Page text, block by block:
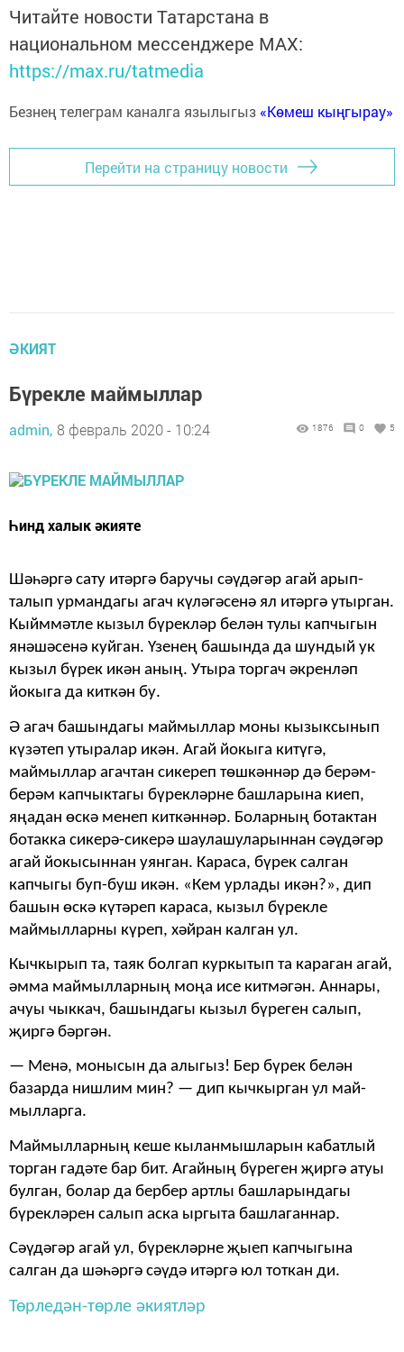
Читайте новости Татарстана в
национальном мессенджере MАХ:
https://max.ru/tatmedia
Безнең телеграм каналга язылыгыз «Көмеш кыңгырау»
Перейти на страницу новости
ӘКИЯТ
Бүрекле маймыллар
admin, 8 февраль 2020 - 10:24 1876 0 5
Һинд халык әкияте
Шәһәргә сату итәргә баручы сәүдәгәр агай арып-
талып урмандагы агач күләгәсенә ял итәргә утырган.
Кыйммәтле кызыл бүрекләр белән тулы капчыгын
янәшәсенә куйган. Үзенең башында да шундый ук
кызыл бүрек икән аның. Утыра торгач әкренләп
йокыга да киткән бу.
Ә агач башындагы маймыллар моны кызыксынып
күзәтеп утыралар икән. Агай йокыга китүгә,
маймыллар агачтан сикереп төшкәннәр дә берәм-
берәм капчыктагы бүрекләрне башларына киеп,
яңадан өскә менеп киткәннәр. Боларның ботактан
ботакка сикерә-сикерә шаулашуларыннан сәүдәгәр
агай йокысыннан уянган. Караса, бүрек салган
капчыгы буп-буш икән. «Кем урлады икән?», дип
башын өскә күтәреп караса, кызыл бүрекле
маймыллар­ны күреп, хәйран калган ул.
Кычкырып та, таяк бол­гап куркытып та караган агай,
әмма маймылларның моңа исе китмәгән. Ан­нары,
ачуы чыккач, ба­шындагы кызыл бүреген салып,
җиргә бәргән.
— Менә, монысын да алыгыз! Бер бүрек белән
базарда нишлим мин? — дип кычкырган ул май­
мылларга.
Маймылларның кеше кыланмышларын кабат­лый
торган гадәте бар бит. Агайның бүреген җиргә атуы
булган, болар да бер­бер артлы башларындагы
бүрекләрен салып аска ыргыта башлаганнар.
Сәүдәгәр агай ул, бүрекләрне җыеп капчы­гына
салган да шәһәргә сәүдә итәргә юл тоткан ди.
Төрледән-төрле әкиятләр